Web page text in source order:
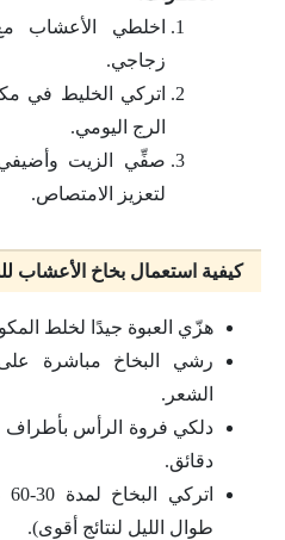
اخلطي الأعشاب
زجاجي.
الرج اليومي.
صفِّي الزيت
لتعزيز الامتصاص.
كيفية استعمال بخاخ الأعشاب
هزّي العبوة جيدًا لخلط
رشي البخاخ مباشرة
الشعر.
دقائق.
طوال الليل لنتائج أقوى).